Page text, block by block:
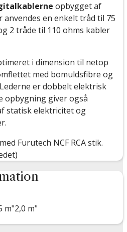
opbygget af
anvendes en enkelt tråd til 75
2 tråde til 110 ohms kabler
i dimension til netop
med bomuldsfibre og
er dobbelt elektrisk
opbygning giver også
statisk elektricitet og
Furutech NCF RCA stik.
m"2,0 m"